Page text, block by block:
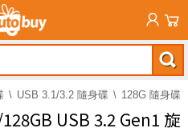
USB 3.1/3.2 隨身碟 128G 隨身碟
USB 3.2 Gen1 旋